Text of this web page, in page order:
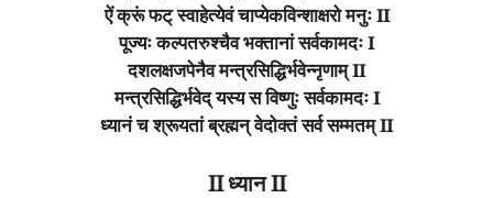
ऐं क्रूं फट् स्वाहेत्येवं चाप्येकविन्शाक्षरो मनुः II
पूज्यः कल्पतरुश्चैव भक्तानां सर्वकामदः I
दशलक्षजपेनैव मन्त्रसिद्धिर्भवेन्नृणाम् II
मन्त्रसिद्धिर्भवेद् यस्य स विष्णुः सर्वकामदः I
ध्यानं च श्रूयतां ब्रह्मन् वेदोक्तं सर्व सम्मतम् II
II ध्यान II